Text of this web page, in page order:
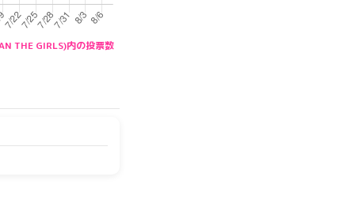
THE GIRLS)内の投票数